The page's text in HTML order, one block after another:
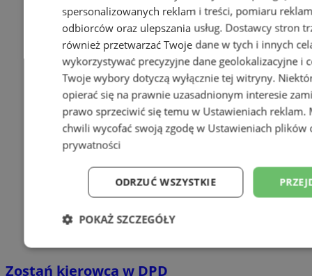
Zostań kierowcą w DPD
spersonalizowanych reklam i treści, pomiaru
odbiorców oraz ulepszania usług. Dostawcy stron
również przetwarzać Twoje dane w tych i innych
wykorzystywać precyzyjne dane geolokalizacyjne i
Twoje wybory dotyczą wyłącznie tej witryny.
opierać się na prawnie uzasadnionym interesie
prawo sprzeciwić się temu w Ustawieniach reklam.
chwili wycofać swoją zgodę w Ustawieniach plików
prywatności
ODRZUĆ WSZYSTKIE
POKAŻ SZCZEGÓŁY
Niezbędne Wydajność